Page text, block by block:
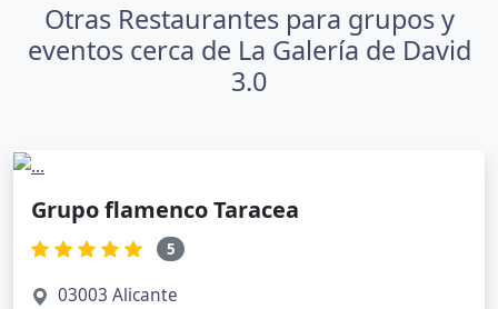
Otras Restaurantes para grupos y
eventos cerca de La Galería de David
3.0
Grupo flamenco Taracea
5
03003 Alicante